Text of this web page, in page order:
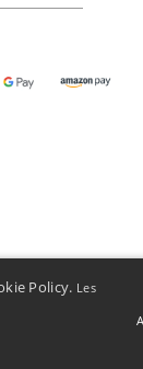
Policy. Les
eller bekymringer,